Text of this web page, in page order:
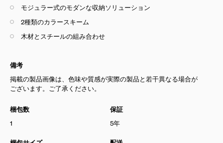
モジュラー式のモダンな収納ソリューション
2種類のカラースキーム
木材とスチールの組み合わせ
備考
掲載の製品画像は、色味や質感が実際の製品と若干異なる場合が
ございます。ご了承ください。
梱包数
1
保証
5年